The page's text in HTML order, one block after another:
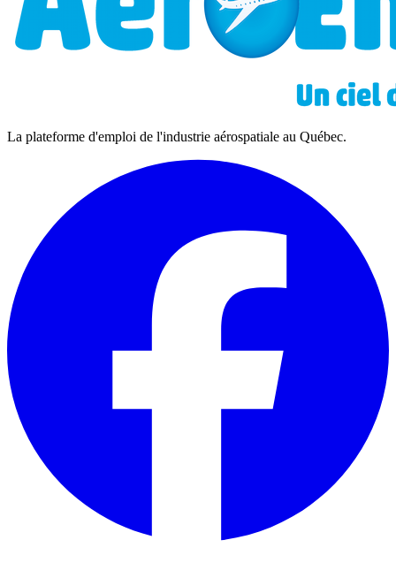
La plateforme d'emploi de l'industrie aérospatiale au Québec.